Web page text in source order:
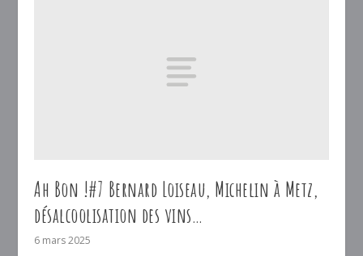
Ah Bon !#7 Bernard Loiseau, Michelin à Metz,
désalcoolisation des vins…
6 mars 2025